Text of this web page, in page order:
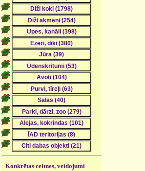
Konkrētas celtnes, veidojumi